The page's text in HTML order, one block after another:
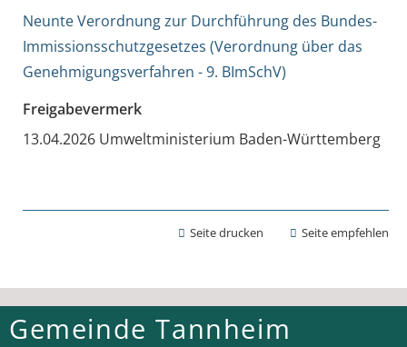
Neunte Verordnung zur Durchführung des Bundes-
Immissionsschutzgesetzes (Verordnung über das
Genehmigungsverfahren - 9. BImSchV)
Freigabevermerk
13.04.2026 Umweltministerium Baden-Württemberg
Seite drucken Seite empfehlen
Gemeinde Tannheim